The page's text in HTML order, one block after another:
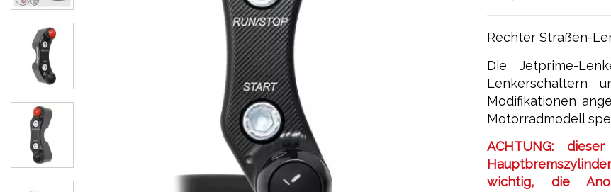
Rechter Straßen-
Die Jetprime-
Lenkerschaltern
Modifikationen
Motorradmodell
ACHTUNG:
wichtig, die